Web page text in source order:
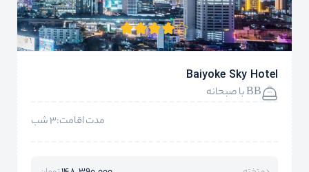
Baiyoke Sky Hotel
BB با صبحانه
مدت اقامت:3 شب